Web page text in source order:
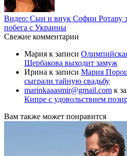
Видео: Сын и внук Софии Ротару
побега с Украины
Свежие комментарии
Мария к записи
Щербакова выходит замуж
Ирина к записи Мария
сыграли тайную свадьбу
marinkaaasmir@gmail.com к
Кипре с удовольствием
Вам также может понравится